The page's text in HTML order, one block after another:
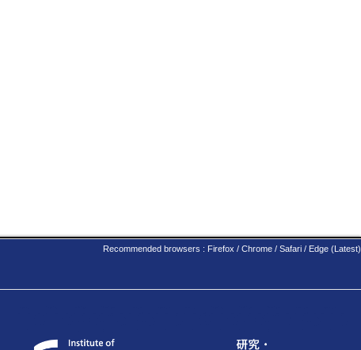
Recommended browsers : Firefox / Chrome / Safari / Edge (Latest)